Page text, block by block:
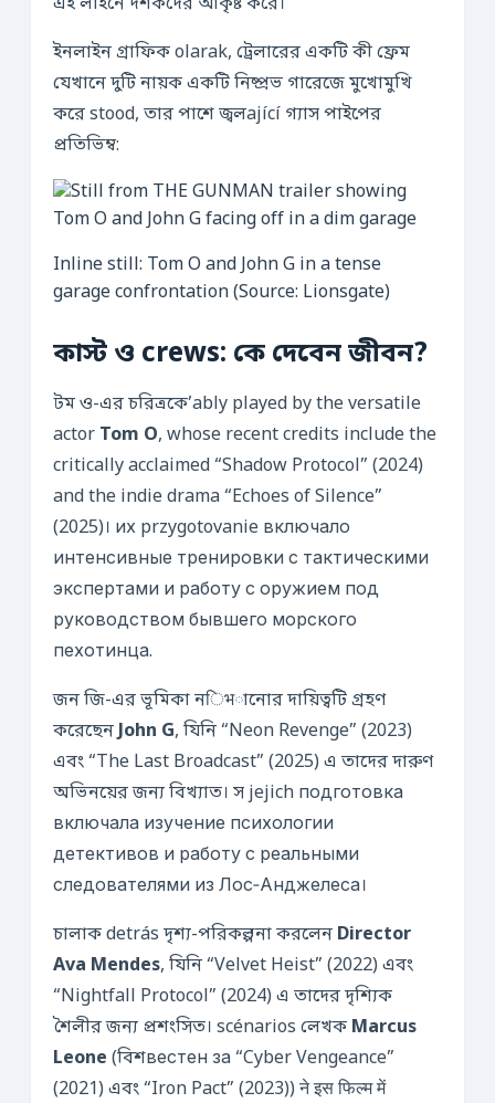
ইনলাইন গ্রাফিক olarak, ট্রেলারের একটি কী ফ্রেম
যেখানে দুটি নায়ক একটি নিষ্প্রভ গারেজে মুখোমুখি
করে stood, তার পাশে জ্বলající গ্যাস পাইপের
প্রতিভিম্ব:
Inline still: Tom O and John G in a tense
garage confrontation (Source: Lionsgate)
কাস্ট ও crews: কে দেবেন জীবন?
টম ও-এর চরিত্রকে’ably played by the versatile
actor Tom O, whose recent credits include the
critically acclaimed “Shadow Protocol” (2024)
and the indie drama “Echoes of Silence”
(2025)। их przygotovanie включало
интенсивные тренировки с тактическими
экспертами и работу с оружием под
руководством бывшего морского
пехотинца.
জন জি-এর ভূমিকা নिभানোর দায়িত্বটি গ্রহণ
করেছেনJohn G, যিনি “Neon Revenge” (2023)
এবং “The Last Broadcast” (2025) এ তাদের দারুণ
অভিনয়ের জন্য বিখ্যাত। স jejich подготовка
включала изучение психологии
детективов и работу с реальными
следователями из Лос‑Анджелеса।
চালাক detrás দৃশ্য-পরিকল্পনা করলেন Director
Ava Mendes, যিনি “Velvet Heist” (2022) এবং
“Nightfall Protocol” (2024) এ তাদের দৃশ্যিক
শৈলীর জন্য প্রশংসিত। scénarios লেখক Marcus
Leone (বিশвестен за “Cyber Vengeance”
(2021) এবং “Iron Pact” (2023)) ने इस फिल्म में